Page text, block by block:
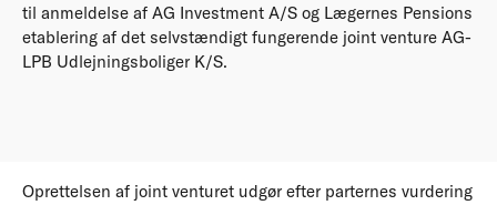
til anmeldelse af AG Investment A/S og Lægernes Pensions
etablering af det selvstændigt fungerende joint venture AG-
LPB Udlejningsboliger K/S.
Oprettelsen af joint venturet udgør efter parternes vurdering